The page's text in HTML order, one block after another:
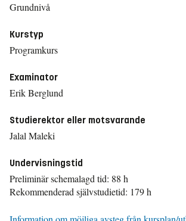
Grundnivå
Kurstyp
Programkurs
Examinator
Erik Berglund
Studierektor eller motsvarande
Jalal Maleki
Undervisningstid
Preliminär schemalagd tid: 88 h
Rekommenderad självstudietid: 179 h